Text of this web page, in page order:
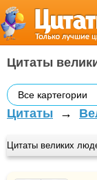
Цитаты
Все картегории
Цитаты →
Цитаты великих